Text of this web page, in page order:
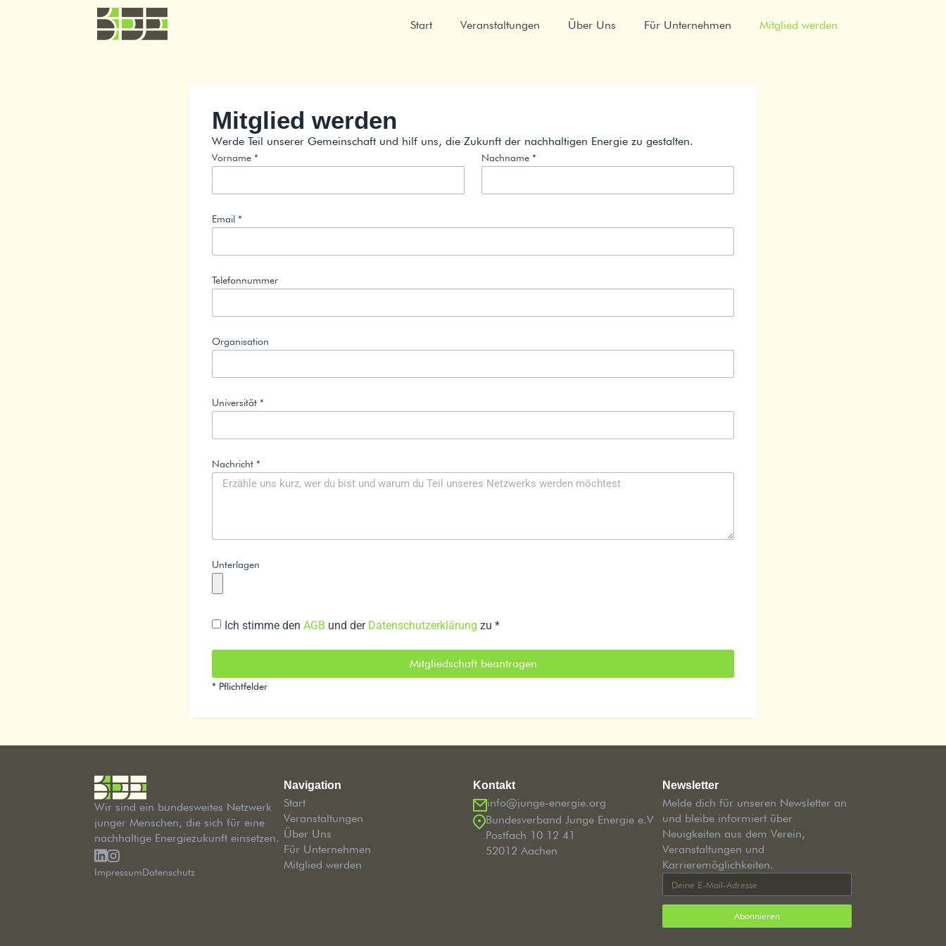
Start Veranstaltungen Über Uns Für Unternehmen Mitglied werden
Mitglied werden
Werde Teil unserer Gemeinschaft und hilf uns, die Zukunft der nachhaltigen Energie zu gestalten.
Vorname * Nachname *
Email *
Telefonnummer
Organisation
Universität *
Nachricht *
Unterlagen
Ich stimme den AGB und der Datenschutzerklärung zu *
Mitgliedschaft beantragen
* Pflichtfelder
Wir sind ein bundesweites Netzwerk
junger Menschen, die sich für eine
nachhaltige Energiezukunft einsetzen.
ImpressumDatenschutz
Navigation
Start
Veranstaltungen
Über Uns
Für Unternehmen
Mitglied werden
Kontakt
info@junge-energie.org
Bundesverband Junge Energie e.V
Postfach 10 12 41
52012 Aachen
Newsletter
Melde dich für unseren Newsletter an
und bleibe informiert über
Neuigkeiten aus dem Verein,
Veranstaltungen und
Karrieremöglichkeiten.
Abonnieren